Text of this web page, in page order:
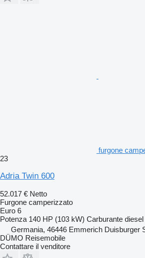
furgone
23
Adria Twin 600
52.017 € Netto
Furgone camperizzato
Euro 6
Potenza 140 HP (103 kW) Carburante diesel
Germania, 46446 Emmerich Duisburger
DÜMO Reisemobile
Contattare il venditore